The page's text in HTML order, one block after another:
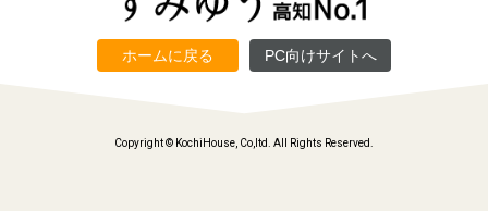
ホームに戻る PC向けサイトへ
Copyright © KochiHouse, Co,ltd. All Rights Reserved.